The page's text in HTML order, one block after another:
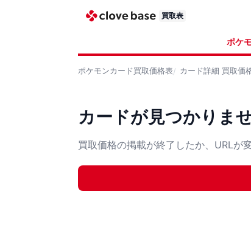
買取表
ポケ
ポケモンカード買取価格表 カード詳細 買取価
カードが見つかりま
買取価格の掲載が終了したか、URLが